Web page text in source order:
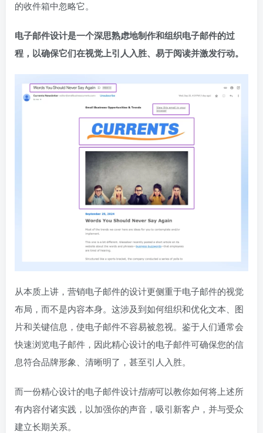
的收件箱中忽略它。
电子邮件设计是一个深思熟虑地制作和组织电子邮件的过
程，以确保它们在视觉上引人入胜、易于阅读并激发行动。
从本质上讲，营销电子邮件的设计更侧重于电子邮件的视觉
布局，而不是内容本身。这涉及到如何组织和优化文本、图
片和关键信息，使电子邮件不容易被忽视。鉴于人们通常会
快速浏览电子邮件，因此精心设计的电子邮件可确保您的信
息符合品牌形象、清晰明了，甚至引人入胜。
而一份精心设计的电子邮件设计指南可以教你如何将上述所
有内容付诸实践，以加强你的声音，吸引新客户，并与受众
建立长期关系。